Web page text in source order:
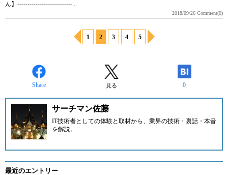
ん】---------------------------...
2018/09/26 Comment(0)
1 2 3 4 5
Share 見る 0
サーチマン佐藤
IT技術者としての体験と取材から、業界の技術・裏話・本音
を解説。
最近のエントリー